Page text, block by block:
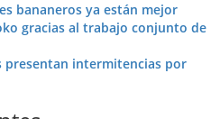
bananeros ya están mejor
gracias al trabajo conjunto de
presentan intermitencias por